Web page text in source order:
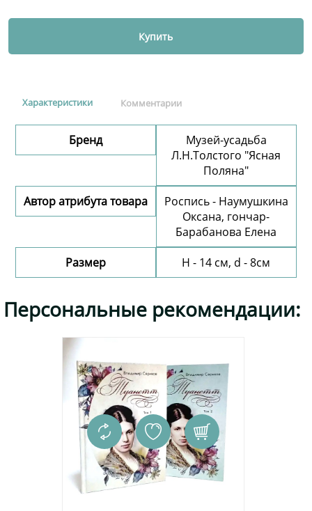
Купить
Характеристики Комментарии
Бренд
Музей-усадьба
Л.Н.Толстого "Ясная
Поляна"
Автор атрибута товара
Роспись - Наумушкина
Оксана, гончар-
Барабанова Елена
Размер
H - 14 см, d - 8см
Персональные рекомендации: